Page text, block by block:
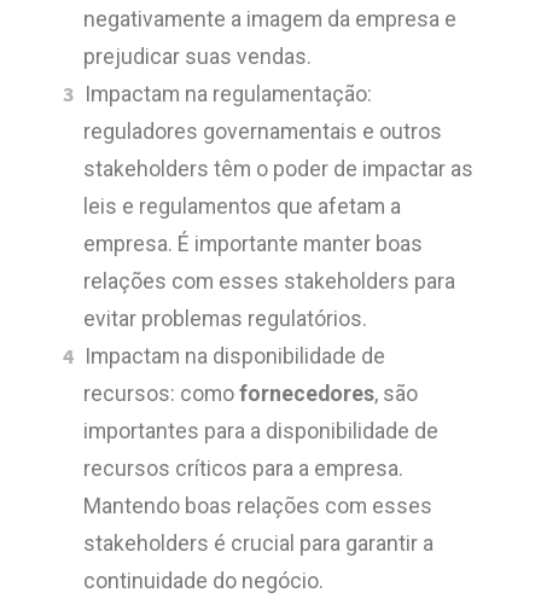
negativamente a imagem da empresa e
prejudicar suas vendas.
Impactam na regulamentação:
reguladores governamentais e outros
stakeholders têm o poder de impactar as
leis e regulamentos que afetam a
empresa. É importante manter boas
relações com esses stakeholders para
evitar problemas regulatórios.
Impactam na disponibilidade de
recursos: como fornecedores, são
importantes para a disponibilidade de
recursos críticos para a empresa.
Mantendo boas relações com esses
stakeholders é crucial para garantir a
continuidade do negócio.